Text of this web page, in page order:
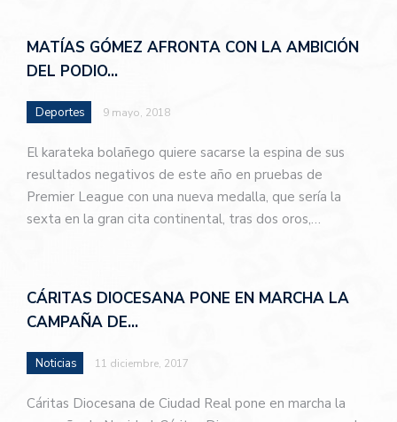
MATÍAS GÓMEZ AFRONTA CON LA AMBICIÓN
DEL PODIO…
Deportes 9 mayo, 2018
El karateka bolañego quiere sacarse la espina de sus
resultados negativos de este año en pruebas de
Premier League con una nueva medalla, que sería la
sexta en la gran cita continental, tras dos oros,…
CÁRITAS DIOCESANA PONE EN MARCHA LA
CAMPAÑA DE…
Noticias 11 diciembre, 2017
Cáritas Diocesana de Ciudad Real pone en marcha la